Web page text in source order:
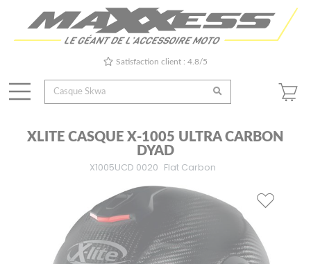
Satisfaction client : 4.8/5
XLITE CASQUE X-1005 ULTRA CARBON
DYAD
X1005UCD 0020 Flat Carbon